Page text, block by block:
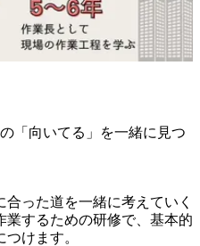
「向いてる」を一緒に見つ
った道を一緒に考えていく
業するための研修で、基本的
けます。